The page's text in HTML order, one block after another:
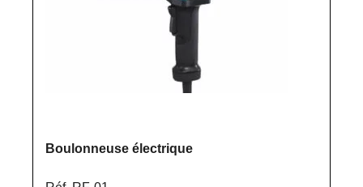
Boulonneuse électrique